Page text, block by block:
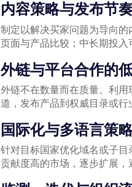
内容策略与发布节
制定以解决买家问题为导向
页面与产品比较；中长期投入
外链与平台合作的
外链不在数量而在质量。利
道，发布产品到权威目录或行
国际化与多语言策
针对目标国家优化域名或子
贡献度高的市场，逐步扩展，